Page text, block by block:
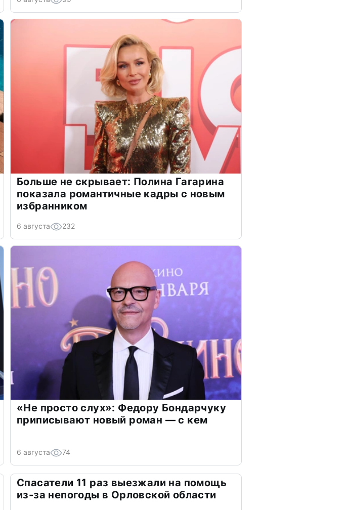
Больше не скрывает: Полина Гагарина
показала романтичные кадры с новым
избранником
6 августа 232
«Не просто слух»: Федору Бондарчуку
приписывают новый роман — с кем
6 августа 74
Спасатели 11 раз выезжали на помощь
из-за непогоды в Орловской области